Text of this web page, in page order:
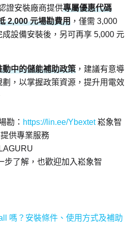
證安裝廠商提供專屬優惠代碼
2,000 元場勘費用 ，僅需 3,000
設備安裝後，另可再享 5,000 元
中的儲能補助政策，建議有意導
，以掌握政策資源，提升用電效
勘： https://lin.ee/Ybextet崧象智
供專業服務
步了解，也歡迎加入崧象智
嗎？安裝條件、使用方式及補助